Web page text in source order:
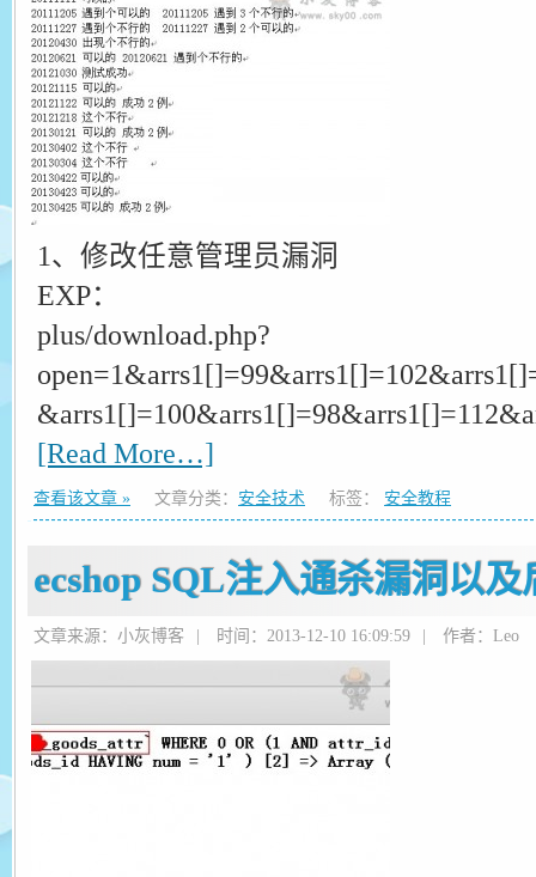
1、修改任意管理员漏洞
EXP：
plus/download.php?
[Read More…]
查看该文章 » 文章分类： 安全技术 标签： 安全教程
ecshop SQL注入通杀漏洞以
文章来源：小灰博客 时间：2013-12-10 16:09:59 作者：Leo